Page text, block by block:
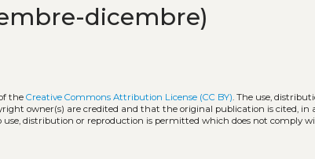
dicembre)
theCreative Commons Attribution License (CC BY). The use,
owner(s) are credited and that the original publication is cited, in
distribution or reproduction is permitted which does not comply